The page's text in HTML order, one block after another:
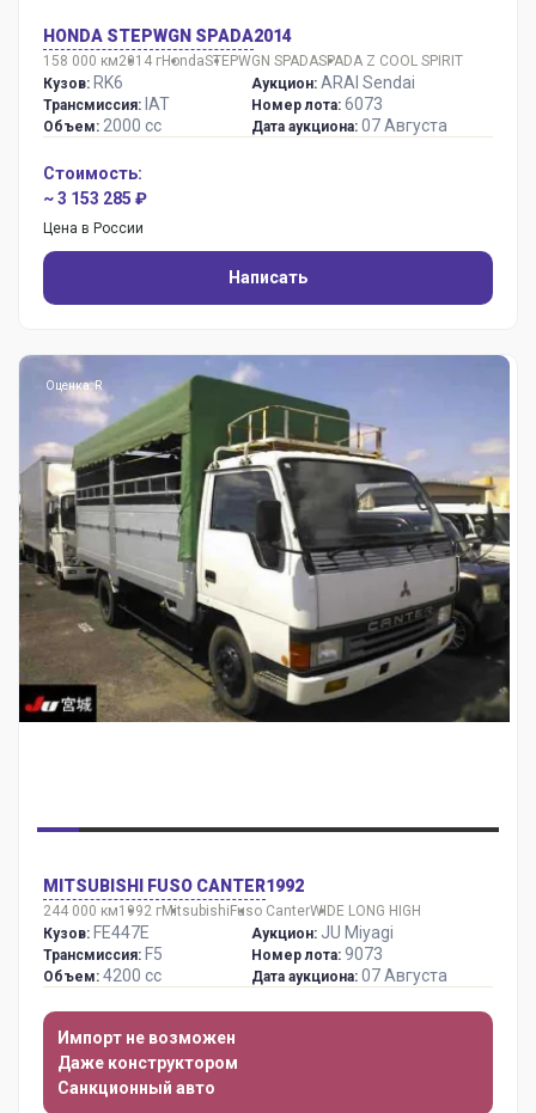
HONDA STEPWGN SPADA2014
158 000 км2014 гHondaSTEPWGN SPADASPADA Z COOL SPIRIT
Кузов: RK6
Трансмиссия: IAT
Объем: 2000 сс
Аукцион: ARAI Sendai
Номер лота: 6073
Дата аукциона: 07 Августа
Стоимость:
~ 3 153 285 ₽
Цена в России
Написать
Оценка: R
MITSUBISHI FUSO CANTER1992
244 000 км1992 гMitsubishiFuso CanterWIDE LONG HIGH
Кузов: FE447E
Трансмиссия: F5
Объем: 4200 сс
Аукцион: JU Miyagi
Номер лота: 9073
Дата аукциона: 07 Августа
Импорт не возможен
Даже конструктором
Санкционный авто